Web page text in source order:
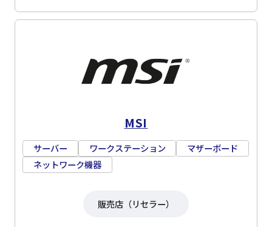
MSI
サーバー ワークステーション
マザーボード
ネットワーク機器
販売店（リセラー）